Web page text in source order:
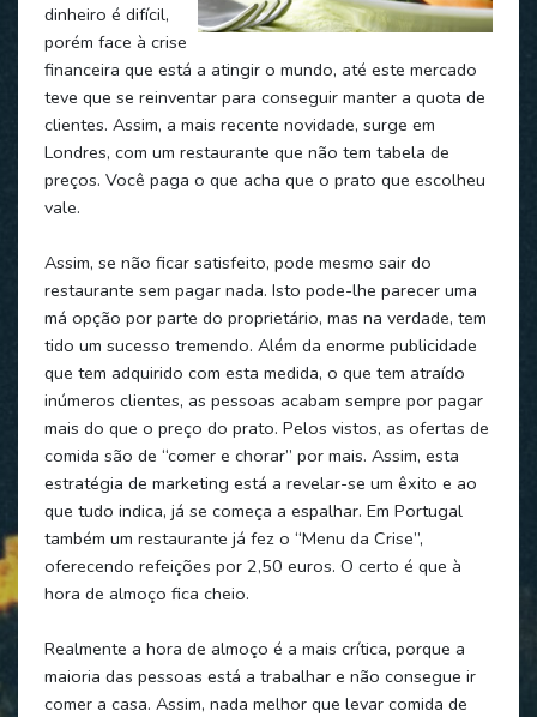
dinheiro é difícil,
porém face à crise
financeira que está a atingir o mundo, até este mercado
teve que se reinventar para conseguir manter a quota de
clientes. Assim, a mais recente novidade, surge em
Londres, com um restaurante que não tem tabela de
preços. Você paga o que acha que o prato que escolheu
vale.
Assim, se não ficar satisfeito, pode mesmo sair do
restaurante sem pagar nada. Isto pode-lhe parecer uma
má opção por parte do proprietário, mas na verdade, tem
tido um sucesso tremendo. Além da enorme publicidade
que tem adquirido com esta medida, o que tem atraído
inúmeros clientes, as pessoas acabam sempre por pagar
mais do que o preço do prato. Pelos vistos, as ofertas de
comida são de “comer e chorar” por mais. Assim, esta
estratégia de marketing está a revelar-se um êxito e ao
que tudo indica, já se começa a espalhar. Em Portugal
também um restaurante já fez o “Menu da Crise”,
oferecendo refeições por 2,50 euros. O certo é que à
hora de almoço fica cheio.
Realmente a hora de almoço é a mais crítica, porque a
maioria das pessoas está a trabalhar e não consegue ir
comer a casa. Assim, nada melhor que levar comida de